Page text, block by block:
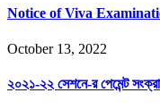
Notice of Viva
October 13, 2022
২০২১-২২ সেশনে-র পেমেন্ট